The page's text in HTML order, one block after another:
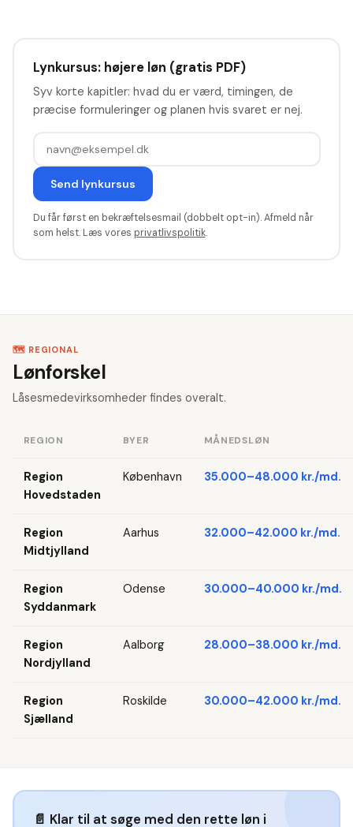
Lynkursus: højere løn (gratis PDF)
Syv korte kapitler: hvad du er værd, timingen, de
præcise formuleringer og planen hvis svaret er nej.
Send lynkursus
Du får først en bekræftelsesmail (dobbelt opt-in). Afmeld når
som helst. Læs vores privatlivspolitik.
🗺️ REGIONAL
Lønforskel
Låsesmedevirksomheder findes overalt.
REGION BYER MÅNEDSLØN
Region
Hovedstaden
København 35.000–48.000 kr./md.
Region
Midtjylland
Aarhus 32.000–42.000 kr./md.
Region
Syddanmark
Odense 30.000–40.000 kr./md.
Region
Nordjylland
Aalborg 28.000–38.000 kr./md.
Region
Sjælland
Roskilde 30.000–42.000 kr./md.
📄 Klar til at søge med den rette løn i